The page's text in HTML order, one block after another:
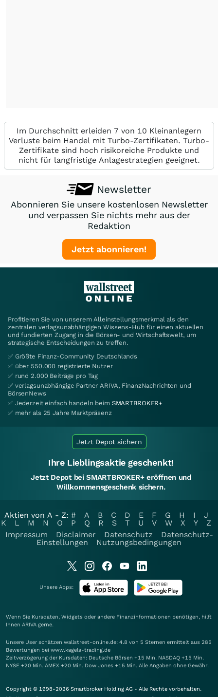
Im Durchschnitt erleiden 7 von 10 Kleinanlegern
Verluste beim Handel mit Turbo-Zertifikaten. Turbo-
Zertifikate sind hoch risikoreiche Produkte und
nicht für langfristige Anlagestrategien geeignet.
Newsletter
Abonnieren Sie unsere kostenlosen Newsletter
und verpassen Sie nichts mehr aus der
Redaktion
Jetzt abonnieren!
Profitieren Sie von unserem Alleinstellungsmerkmal als den
zentralen verlagsunabhängigen Wissens-Hub für einen aktuellen
und fundierten Zugang in die Börsen- und Wirtschaftswelt, um
strategische Entscheidungen zu treffen.
✅ Größte Finanz-Community Deutschlands
✅ über 550.000 registrierte Nutzer
✅ rund 2.000 Beiträge pro Tag
✅ verlagsunabhängige Partner ARIVA, FinanzNachrichten und
BörsenNews
✅ Jederzeit einfach handeln beim SMARTBROKER+
✅ mehr als 25 Jahre Marktpräsenz
Jetzt Depot sichern
Ihre Lieblingsaktie geschenkt!
Jetzt Depot bei SMARTBROKER+ eröffnen und
Willkommensgeschenk sichern.
Aktien von A - Z: # A B C D E F G H I
J
K
L M N O P Q R S T U V W X Y
Z
Impressum
Disclaimer Datenschutz
Datenschutz-
Einstellungen
Nutzungsbedingungen
Unsere Apps:
Wenn Sie Kursdaten, Widgets oder andere Finanzinformationen benötigen, hilft
Ihnen ARIVA gerne.
Unsere User schätzen wallstreet-online.de: 4.8 von 5 Sternen ermittelt aus 285
Bewertungen bei www.kagels-trading.de
Zeitverzögerung der Kursdaten: Deutsche Börsen +15 Min. NASDAQ +15 Min.
NYSE +20 Min. AMEX +20 Min. Dow Jones +15 Min. Alle Angaben ohne Gewähr.
Copyright © 1998-2026 Smartbroker Holding AG - Alle Rechte vorbehalten.